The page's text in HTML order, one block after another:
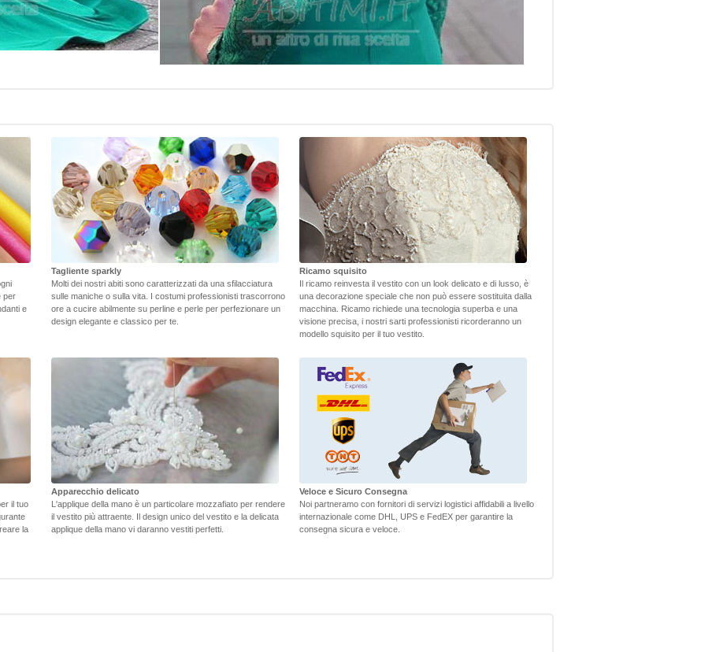
per
e
Tagliente sparkly
Molti dei nostri abiti sono caratterizzati da una sfilacciatura
sulle maniche o sulla vita. I costumi professionisti trascorrono
ore a cucire abilmente su perline e perle per perfezionare un
design elegante e classico per te.
Ricamo squisito
Il ricamo reinvesta il vestito con un look delicato e di lusso, è
una decorazione speciale che non può essere sostituita dalla
macchina. Ricamo richiede una tecnologia superba e una
visione precisa, i nostri sarti professionisti ricorderanno un
modello squisito per il tuo vestito.
il tuo
la
Apparecchio delicato
L'applique della mano è un particolare mozzafiato per rendere
il vestito più attraente. Il design unico del vestito e la delicata
applique della mano vi daranno vestiti perfetti.
Veloce e Sicuro Consegna
Noi partneramo con fornitori di servizi logistici affidabili a livello
internazionale come DHL, UPS e FedEX per garantire la
consegna sicura e veloce.